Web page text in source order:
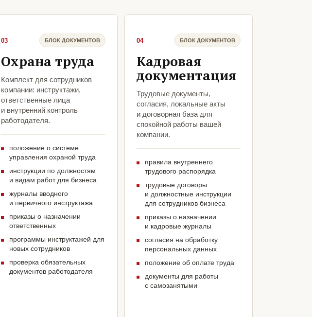
03 БЛОК ДОКУМЕНТОВ
Охрана труда
Комплект для сотрудников
компании: инструктажи,
ответственные лица
и внутренний контроль
работодателя.
положение о системе
управления охраной труда
инструкции по должностям
и видам работ для бизнеса
журналы вводного
и первичного инструктажа
приказы о назначении
ответственных
программы инструктажей для
новых сотрудников
проверка обязательных
документов работодателя
04 БЛОК ДОКУМЕНТОВ
Кадровая
документация
Трудовые документы,
согласия, локальные акты
и договорная база для
спокойной работы вашей
компании.
правила внутреннего
трудового распорядка
трудовые договоры
и должностные инструкции
для сотрудников бизнеса
приказы о назначении
и кадровые журналы
согласия на обработку
персональных данных
положение об оплате труда
документы для работы
с самозанятыми